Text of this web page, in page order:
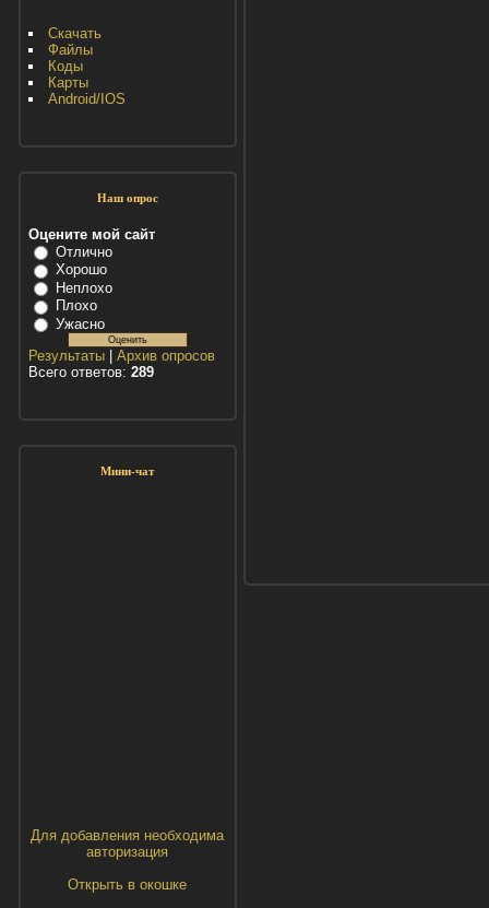
Скачать
Файлы
Коды
Карты
Android/IOS
Наш опрос
Оцените мой сайт
Отлично
Хорошо
Неплохо
Плохо
Ужасно
Результаты| Архив опросов
Всего ответов: 289
Мини-чат
Для добавления необходима
авторизация
Открыть в окошке